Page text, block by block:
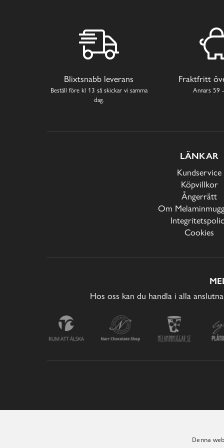
Blixtsnabb leverans
Beställ före kl 13 så skickar vi samma
dag.
Fraktfritt
Annars 59
LÄNKAR
Kundservice
Köpvillkor
Ångerrätt
Om
Cookies
Hos oss kan du handla i alla
Denna